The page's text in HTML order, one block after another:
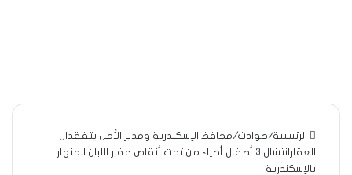
الرئيسية/حوادث/محافظ الإسكندرية ومدير الأمن يتفقدان
العقارانتشال 3 أطفال أحياء من تحت أنقاض عقار اللبان المنهار
بالإسكندرية